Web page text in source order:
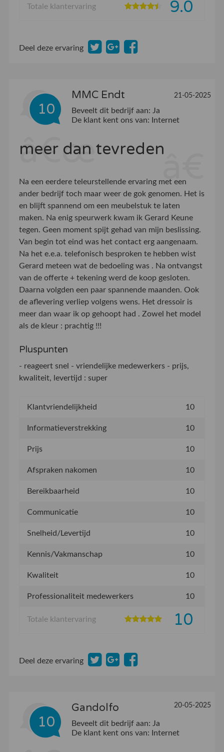
Totale klantervaring 9.0
Deel deze ervaring
10
MMC Endt 21-05-2025
Beveelt dit bedrijf aan: Ja
De klant kent ons van:
Internet
meer dan tevreden
Na een eerdere teleurstellende ervaring met een
ander bedrijf toch maar weer de gok genomen. Het is
en blijft spannend om een meubelstuk te laten
maken. Na enig speurwerk kwam ik Gerard Keune
tegen. Geen moment spijt gehad van mijn beslissing.
Van begin tot eind was het contact erg aangenaam.
Na het e.e.a. telefonisch besproken te hebben wist
Gerard meteen wat de bedoeling was . Na ontvangst
van de offerte + tekening werd de koop gesloten.
Daarna volgden een paar spannende maanden. Ook
de aflevering verliep volgens wens. Het dressoir is
meer dan waar ik op gehoopt had . Zowel het model
als de kleur : prachtig !!!
Pluspunten
- reageert snel - vriendelijke medewerkers - prijs,
kwaliteit, levertijd : super
Klantvriendelijkheid 10
Informatieverstrekking 10
Prijs 10
Afspraken nakomen 10
Bereikbaarheid 10
Communicatie 10
Snelheid/Levertijd 10
Kennis/Vakmanschap 10
Kwaliteit 10
Professionaliteit medewerkers 10
Totale klantervaring 10
Deel deze ervaring
10
Gandolfo 20-05-2025
Beveelt dit bedrijf aan: Ja
De klant kent ons van:
Internet